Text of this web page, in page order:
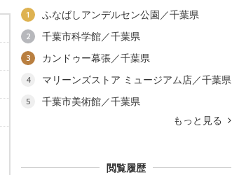
1 ふなばしアンデルセン公園／千葉県
2 千葉市科学館／千葉県
3 カンドゥー幕張／千葉県
4 マリーンズストア ミュージアム店／千葉県
5
千葉市美術館／千葉県
もっと見る
閲覧履歴